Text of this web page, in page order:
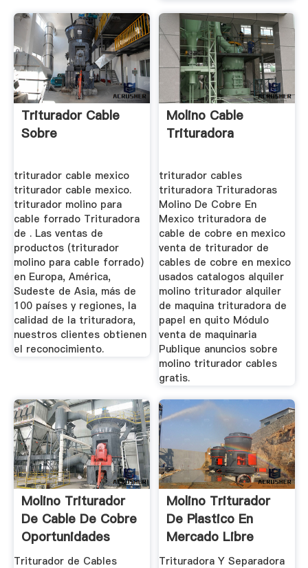
Triturador Cable
Sobre
triturador cable mexico
triturador cable mexico.
triturador molino para
cable forrado Trituradora
de . Las ventas de
productos (triturador
molino para cable forrado)
en Europa, América,
Sudeste de Asia, más de
100 países y regiones, la
calidad de la trituradora,
nuestros clientes obtienen
el reconocimiento.
Molino Cable
Trituradora
triturador cables
trituradora Trituradoras
Molino De Cobre En
Mexico trituradora de
cable de cobre en mexico
venta de triturador de
cables de cobre en mexico
usados catalogos alquiler
molino triturador alquiler
de maquina trituradora de
papel en quito Módulo
venta de maquinaria
Publique anuncios sobre
molino triturador cables
gratis.
Molino Triturador
De Cable De Cobre
Oportunidades
Triturador de Cables
Molino Triturador
De Plastico En
Mercado Libre
México
Trituradora Y Separadora